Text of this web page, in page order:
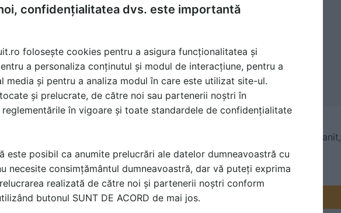
incolor, Detergent pentru Marmura, Detergent pentru Granit,
și serviciile pe SpatiulConstruit.ro!
confidențialitatea dvs. este importantă
folosește cookies pentru a asigura funcționalitatea și
a personaliza conținutul și modul de interacțiune, pentru a
media și pentru a analiza modul în care este utilizat site-ul.
și prelucrate, de către noi sau partenerii noștri în
în vigoare și toate standardele de confidențialitate
este posibil ca anumite prelucrări ale datelor dumneavoastră cu
necesite consimțământul dumneavoastră, dar vă puteți exprima
realizată de către noi și partenerii noștri conform
butonul SUNT DE ACORD de mai jos.